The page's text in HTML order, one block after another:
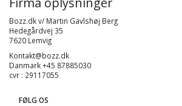
Bozz.dk v/ Martin Gavlshøj Berg
Hedegårdvej 35
7620 Lemvig
Kontakt@bozz.dk
Danmark +45 87885030
cvr : 29117055
FØLG OS